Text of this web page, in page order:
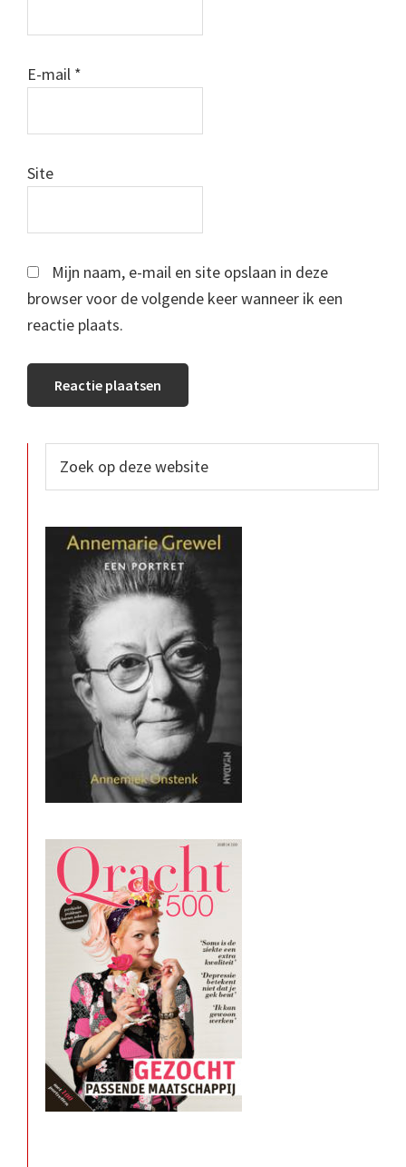
E-mail *
Site
Mijn naam, e-mail en site opslaan in deze
browser voor de volgende keer wanneer ik een
reactie plaats.
Primaire
Sidebar
op